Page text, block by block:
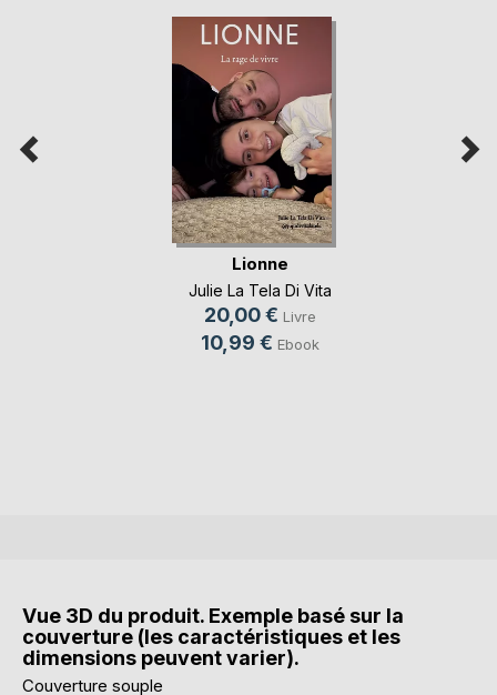
Lionne
Julie La Tela Di Vita
20,00 € Livre
10,99 € Ebook
Vue 3D du produit. Exemple basé sur la
couverture (les caractéristiques et les
dimensions peuvent varier).
Couverture souple